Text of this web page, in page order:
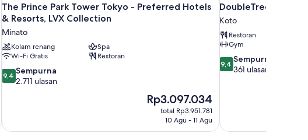
The Prince Park Tower Tokyo - Preferred Hotels
& Resorts, LVX Collection
Minato
Kolam renang
Spa
Wi-Fi Gratis
Restoran
9.4
dari
ulasan
9,4 Sempurna
2.711 ulasan
Harga
sekarang
Rp3.097.034
Rp3.097.034
total Rp3.951.781
10 Agu - 11 Agu
DoubleTree by
Koto
Restoran
Gym
9.4
dari
9,4 Sempurna
361 ulasan